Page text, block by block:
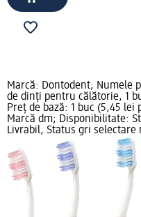
Marcă: Dontodent; Numele
de dinți pentru călătorie, 1
Preț de bază: 1 buc (5,45 lei
Marcă dm; Disponibilitate:
Livrabil, Status gri selectare